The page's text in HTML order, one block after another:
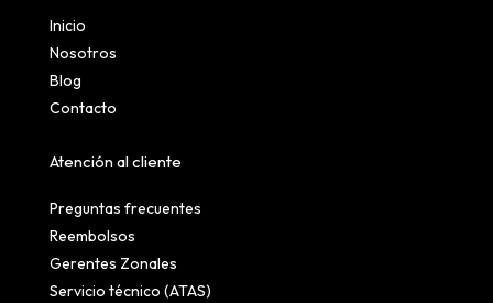
Inicio
Nosotros
Blog
Contacto
Atención al cliente
Preguntas frecuentes
Reembolsos
Gerentes Zonales
Servicio técnico (ATAS)